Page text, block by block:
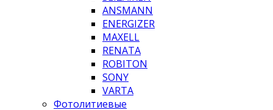
ANSMANN
ENERGIZER
MAXELL
RENATA
ROBITON
SONY
VARTA
Фотолитиевые